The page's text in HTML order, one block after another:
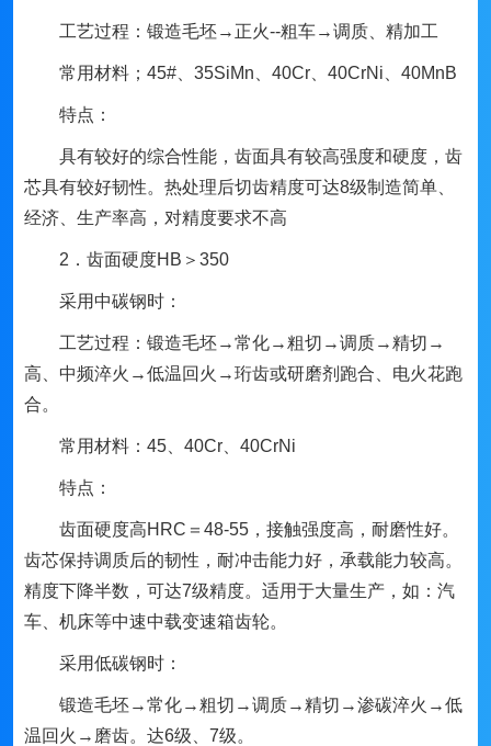
工艺过程：锻造毛坯→正火--粗车→调质、精加工
常用材料；45#、35SiMn、40Cr、40CrNi、40MnB
特点：
具有较好的综合性能，齿面具有较高强度和硬度，齿
芯具有较好韧性。热处理后切齿精度可达8级制造简单、
经济、生产率高，对精度要求不高
2．齿面硬度HB＞350
采用中碳钢时：
工艺过程：锻造毛坯→常化→粗切→调质→精切→
高、中频淬火→低温回火→珩齿或研磨剂跑合、电火花跑
合。
常用材料：45、40Cr、40CrNi
特点：
齿面硬度高HRC＝48-55，接触强度高，耐磨性好。
齿芯保持调质后的韧性，耐冲击能力好，承载能力较高。
精度下降半数，可达7级精度。适用于大量生产，如：汽
车、机床等中速中载变速箱齿轮。
采用低碳钢时：
锻造毛坯→常化→粗切→调质→精切→渗碳淬火→低
温回火→磨齿。达6级、7级。